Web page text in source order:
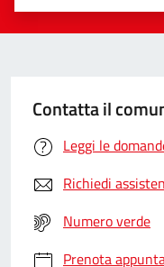
Valuta 4
Valuta 3
Valuta 2 stelle su
Valuta 1 stelle su 5
Contatta il
Leggi le
Richiedi
Numero verde
Prenota